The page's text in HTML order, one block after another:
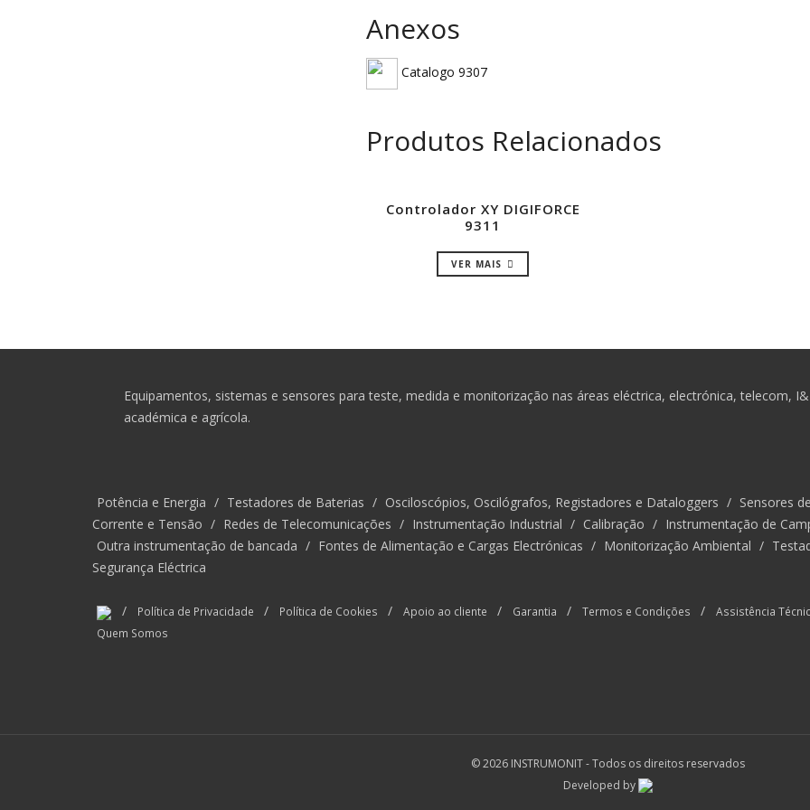
Anexos
Catalogo 9307
Produtos Relacionados
Controlador XY DIGIFORCE
9311
VER MAIS
Equipamentos, sistemas e sensores para teste, medida e monitorização nas áreas eléctrica, electrónica, telecom,
académica e agrícola.
Potência e Energia / Testadores de Baterias / Osciloscópios, Oscilógrafos, Registadores e Dataloggers / Sensores de
Corrente e Tensão / Redes de Telecomunicações / Instrumentação Industrial / Calibração / Instrumentação de
Outra instrumentação de bancada / Fontes de Alimentação e Cargas Electrónicas / Monitorização Ambiental /
Segurança Eléctrica
/ Política de Privacidade / Política de Cookies / Apoio ao cliente / Garantia / Termos e Condições / Assistência
Quem Somos
© 2026 INSTRUMONIT -Todos os direitos reservados
Developed by